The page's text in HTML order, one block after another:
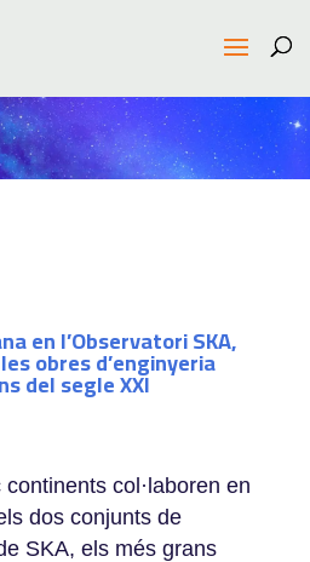
en l’Observatori SKA,
obres d’enginyeria
del segle XXI
col·laboren en
dos conjunts de
SKA, els més grans